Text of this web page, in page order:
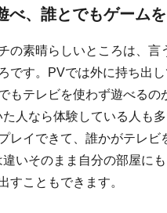
べ、誰とでもゲーム
の素晴らしいところは、言
です。PVでは外に持ち出
もテレビを使わず遊べるの
人なら体験している人も
レイできて、誰かがテレビ
いそのまま自分の部屋に
すこともできます。